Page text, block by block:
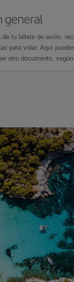
general
tu billete de avión,
para volar. Aquí
otro documento,